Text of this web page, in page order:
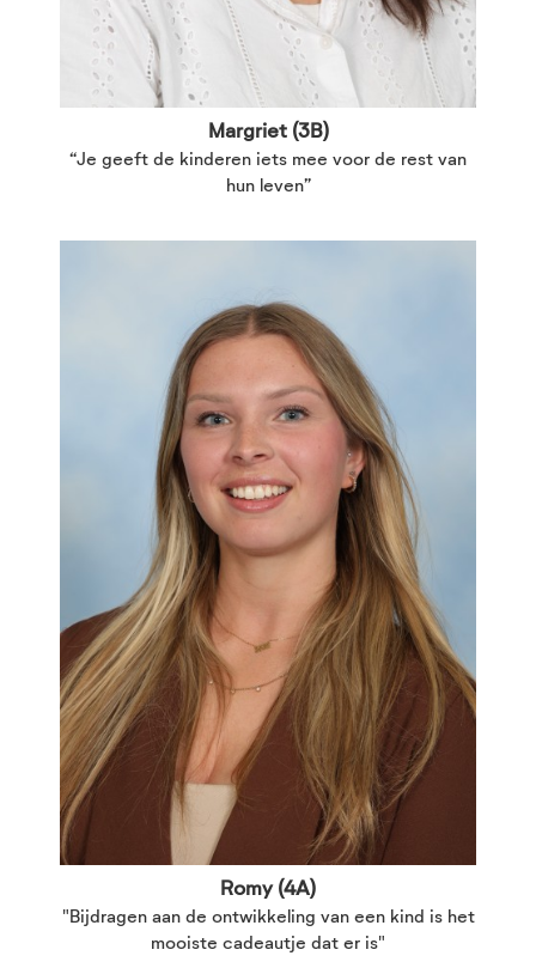
Margriet (3B)
“Je geeft de kinderen iets mee voor de rest van
hun leven”
Romy (4A)
"Bijdragen aan de ontwikkeling van een kind is het
mooiste cadeautje dat er is"